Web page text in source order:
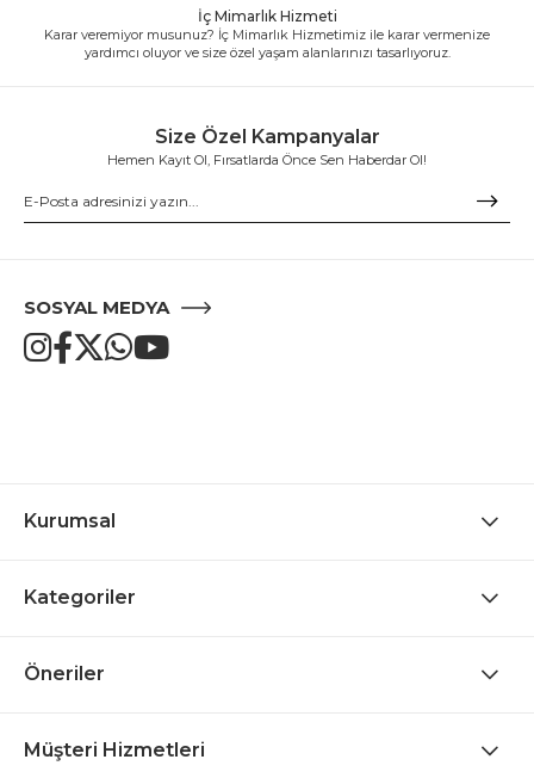
İç Mimarlık Hizmeti
Karar veremiyor musunuz? İç Mimarlık Hizmetimiz ile karar vermenize
yardımcı oluyor ve size özel yaşam alanlarınızı tasarlıyoruz.
Size Özel Kampanyalar
Hemen Kayıt Ol, Fırsatlarda Önce Sen Haberdar Ol!
SOSYAL MEDYA
Kurumsal
Kategoriler
Öneriler
Müşteri Hizmetleri